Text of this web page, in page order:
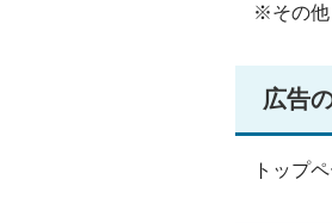
※その他
広告
トップ